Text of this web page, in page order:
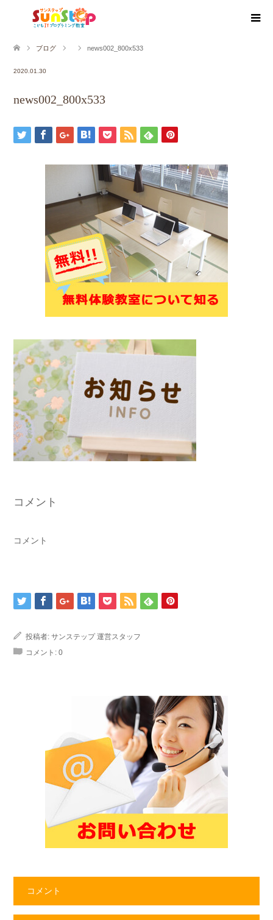
ブログ news002_800x533
2020.01.30
news002_800x533
コメント
コメント
投稿者: サンステップ 運営スタッフ
コメント: 0
コメント